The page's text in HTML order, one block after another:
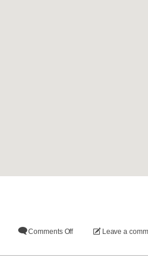
Comments Off Leave a